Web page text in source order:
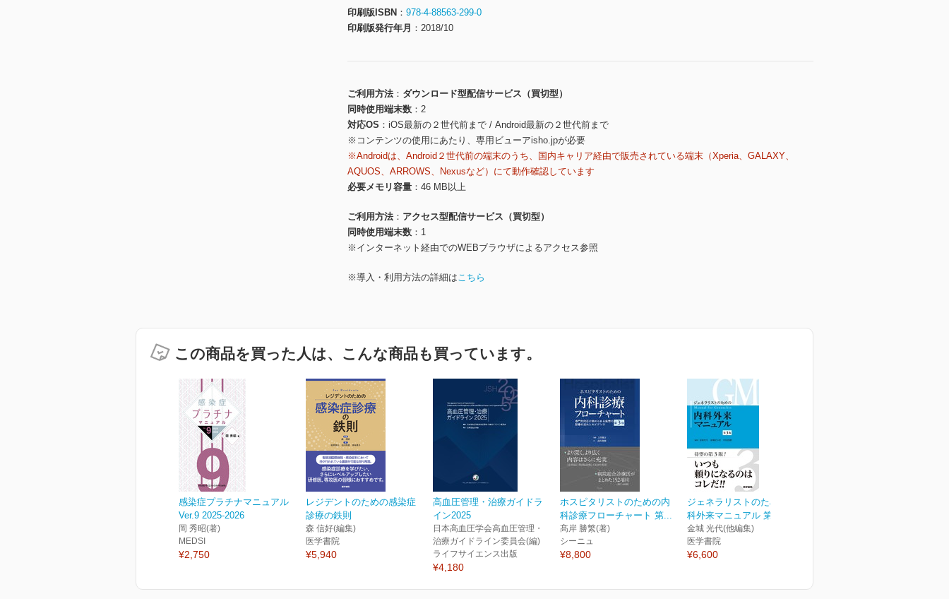
印刷版ISBN
978-4-88563-299-0
印刷版発行年月
2018/10
ご利用方法
ダウンロード型配信サービス（買切型）
同時使用端末数
2
対応OS
iOS最新の２世代前まで / Android最新の２世代前まで
※コンテンツの使用にあたり、専用ビューアisho.jpが必要
※Androidは、Android２世代前の端末のうち、国内キャリア経由で販売されている端末（Xperia、GALAXY、
AQUOS、ARROWS、Nexusなど）にて動作確認しています
必要メモリ容量
46 MB以上
ご利用方法
アクセス型配信サービス（買切型）
同時使用端末数
1
※インターネット経由でのWEBブラウザによるアクセス参照
※導入・利用方法の詳細はこちら
この商品を買った人は、こんな商品も買っています。
感染症プラチナマニュアル
Ver.9 2025-2026
岡 秀昭(著)
MEDSI
¥2,750
レジデントのための感染症
診療の鉄則
森 信好(編集)
医学書院
¥5,940
高血圧管理・治療ガイドラ
イン2025
日本高血圧学会高血圧管理・
治療ガイドライン委員会(編)
ライフサイエンス出版
¥4,180
ホスピタリストのための内
科診療フローチャート 第...
髙岸 勝繁(著)
シーニュ
¥8,800
ジェネラリストのための内
科外来マニュアル 第3版
金城 光代(他編集)
医学書院
¥6,600